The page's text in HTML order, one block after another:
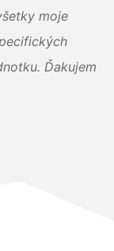
moje
Ďakujem